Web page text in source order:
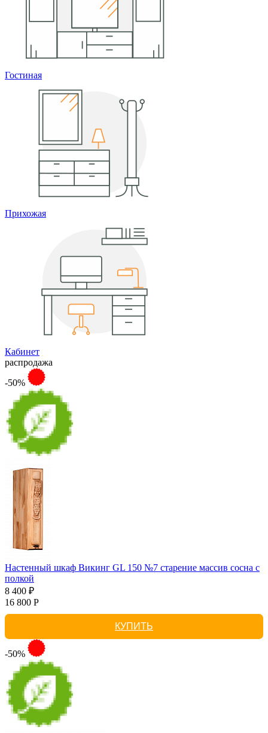
Гостиная
Прихожая
Кабинет
распродажа
-50%
Настенный шкаф Викинг GL 150 №7 старение массив сосна с
полкой
8 400 ₽
16 800 Р
КУПИТЬ
-50%